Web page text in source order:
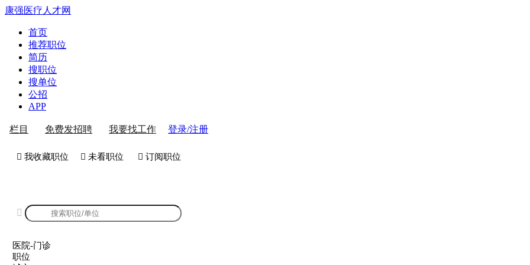
康强医疗人才网
首页
推荐职位
简历
搜职位
搜单位
公招
APP
栏目 免费发招聘 我要找工作 登录/注册
 我收藏职位  未看职位  订阅职位

医院-门诊
职位